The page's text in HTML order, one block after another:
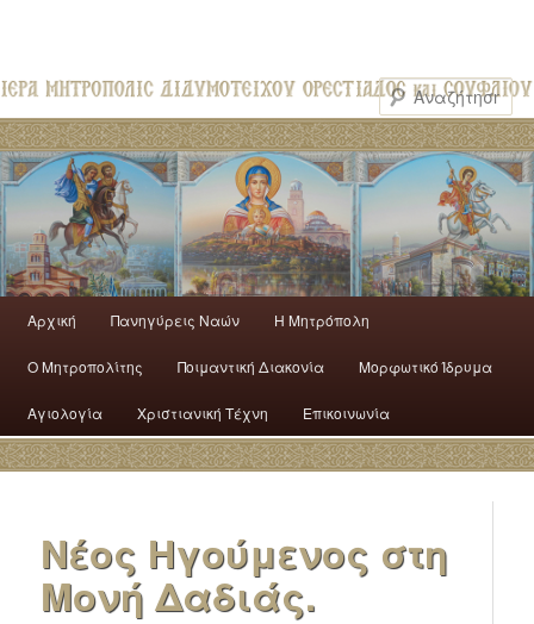
Αρχική Πανηγύρεις Ναών H Mητρόπολη
Ο Mητροπολίτης Ποιμαντική Διακονία Μορφωτικό Ίδρυμα
Αγιολογία Χριστιανική Τέχνη Επικοινωνία
Νέος Ηγούμενος στη
Μονή Δαδιάς.